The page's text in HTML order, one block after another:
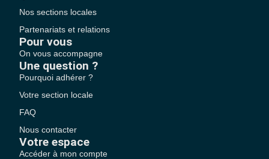
Nos sections locales
Partenariats et relations
Pour vous
On vous accompagne
Une question ?
Pourquoi adhérer ?
Votre section locale
FAQ
Nous contacter
Votre espace
Accéder à mon compte